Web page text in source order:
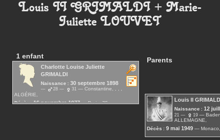
Louis II GRIMALDI + Marie-
JulietteLOUVET
1 enfant
Charlotte Louise Juliette
GRIMALDI
Naissance : 30 septembre 1898
28 31
Constantine, , , ,
ALGÉRIE,
Décès : 16 novembre 1977
Paris, 75, , ,
Parents
Louis II
Naissance : 12
21 19
ALLEMAGNE,
Décès : 9 mai 1949